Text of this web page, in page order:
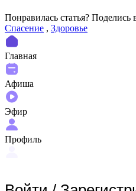
Понравилась статья? Поделиcь
Спасение , Здоровье
Главная
Афиша
Эфир
Профиль